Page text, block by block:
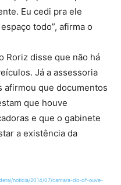
Eu cedi pra ele
todo”, afirma o
Roriz disse que não há
Já a assessoria
afirmou que documentos
que houve
e que o gabinete
a existência da
noticia/2014/07/camara-do-df-ouve-